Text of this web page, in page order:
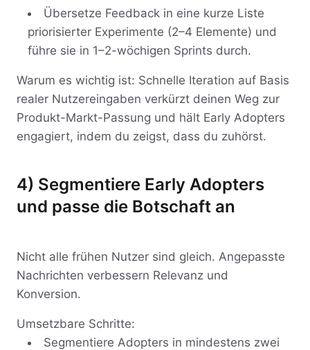
Übersetze Feedback in eine kurze Liste
priorisierter Experimente (2–4 Elemente) und
führe sie in 1–2-wöchigen Sprints durch.
Warum es wichtig ist: Schnelle Iteration auf Basis
realer Nutzereingaben verkürzt deinen Weg zur
Produkt-Markt-Passung und hält Early Adopters
engagiert, indem du zeigst, dass du zuhörst.
4) Segmentiere Early Adopters
und passe die Botschaft an
Nicht alle frühen Nutzer sind gleich. Angepasste
Nachrichten verbessern Relevanz und
Konversion.
Umsetzbare Schritte:
Segmentiere Adopters in mindestens zwei